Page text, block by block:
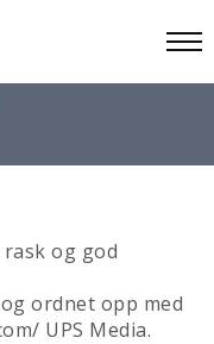
og god
ordnet opp med
UPS Media.